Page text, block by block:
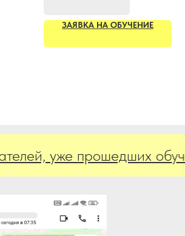
ЗАЯВКА НА ОБУЧЕНИЕ
уже прошедших обучение